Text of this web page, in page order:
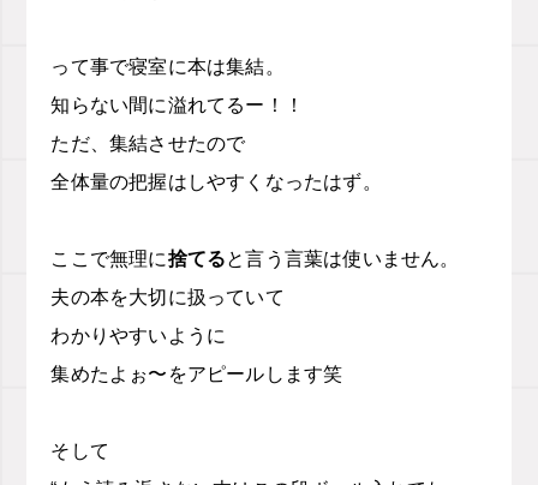
って事で寝室に本は集結。
知らない間に溢れてるー！！
ただ、集結させたので
全体量の把握はしやすくなったはず。
ここで無理に捨てると言う言葉は使いません。
夫の本を大切に扱っていて
わかりやすいように
集めたよぉ〜をアピールします笑
そして